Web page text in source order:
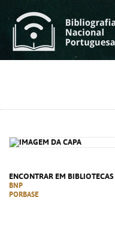
ENCONTRAR EM BIBLIOTECAS
BNP
PORBASE